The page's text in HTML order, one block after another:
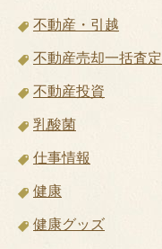
不動産・引越
不動産売却一括査定
不動産投資
乳酸菌
仕事情報
健康
健康グッズ